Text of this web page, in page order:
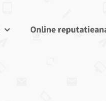
Online